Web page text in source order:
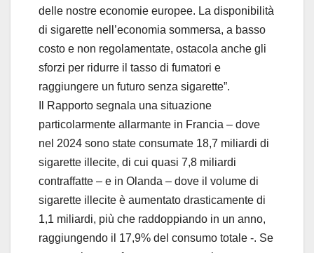
delle nostre economie europee. La disponibilità
di sigarette nell’economia sommersa, a basso
costo e non regolamentate, ostacola anche gli
sforzi per ridurre il tasso di fumatori e
raggiungere un futuro senza sigarette”.
Il Rapporto segnala una situazione
particolarmente allarmante in Francia – dove
nel 2024 sono state consumate 18,7 miliardi di
sigarette illecite, di cui quasi 7,8 miliardi
contraffatte – e in Olanda – dove il volume di
sigarette illecite è aumentato drasticamente di
1,1 miliardi, più che raddoppiando in un anno,
raggiungendo il 17,9% del consumo totale -. Se